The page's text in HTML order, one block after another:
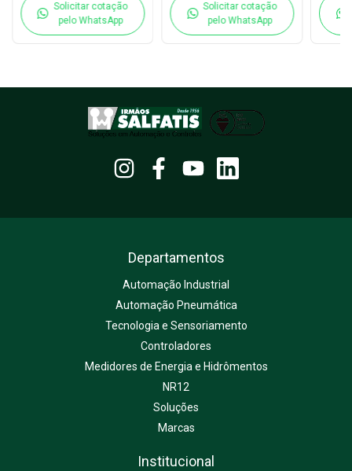
Solicitar cotação
pelo WhatsApp
Solicitar cotação
pelo WhatsApp
Departamentos
Automação Industrial
Automação Pneumática
Tecnologia e Sensoriamento
Controladores
Medidores de Energia e Hidrômentos
NR12
Soluções
Marcas
Institucional